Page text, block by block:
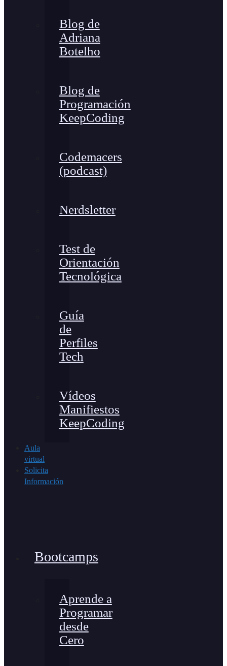
Blog de
Adriana
Botelho
Blog de
Programación
KeepCoding
Codemacers
(podcast)
Nerdsletter
Test de
Orientación
Tecnológica
Guía
de
Perfiles
Tech
Vídeos
Manifiestos
KeepCoding
Aula
virtual
Solicita
Información
Bootcamps
Aprende a
Programar
desde
Cero